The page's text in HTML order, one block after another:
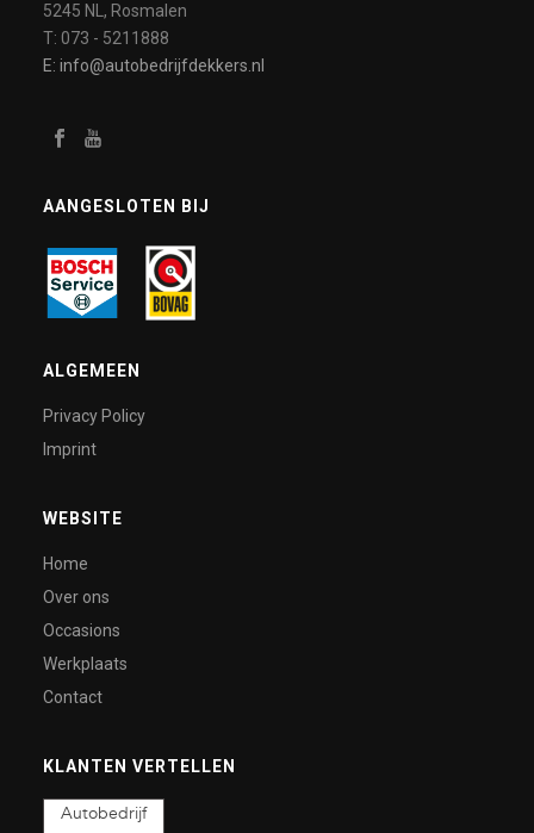
5245 NL, Rosmalen
T: 073 - 5211888
E: info@autobedrijfdekkers.nl
AANGESLOTEN BIJ
ALGEMEEN
Privacy Policy
Imprint
WEBSITE
Home
Over ons
Occasions
Werkplaats
Contact
KLANTEN VERTELLEN
Autobedrijf